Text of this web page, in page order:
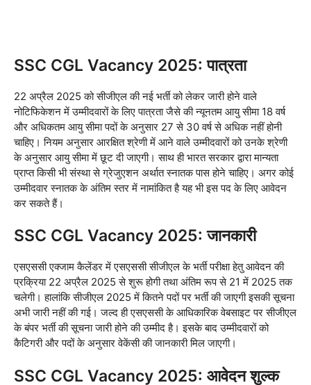
SSC CGL Vacancy 2025: पात्रता
22 अप्रैल 2025 को सीजीएल की नई भर्ती को लेकर जारी होने वाले
नोटिफिकेशन में उम्मीदवारों के लिए पात्रता जैसे की न्यूनतम आयु सीमा 18 वर्ष
और अधिकतम आयु सीमा पदों के अनुसार 27 से 30 वर्ष से अधिक नहीं होनी
चाहिए। नियम अनुसार आरक्षित श्रेणी में आने वाले उम्मीदवारों को उनके श्रेणी
के अनुसार आयु सीमा में छूट दी जाएगी। साथ ही भारत सरकार द्वारा मान्यता
प्राप्त किसी भी संस्था से ग्रेजुएशन अर्थात स्नातक पास होने चाहिए। अगर कोई
उम्मीदवार स्नातक के अंतिम स्तर में नामांकित है यह भी इस पद के लिए आवेदन
कर सकते हैं।
SSC CGL Vacancy 2025: जानकारी
एसएससी एक्जाम कैलेंडर में एसएससी सीजीएल के भर्ती परीक्षा हेतु आवेदन की
प्रक्रिया 22 अप्रैल 2025 से शुरू होगी तथा अंतिम रूप से 21 में 2025 तक
चलेगी। हालांकि सीजीएल 2025 में कितने पदों पर भर्ती की जाएगी इसकी सूचना
अभी जारी नहीं की गई। जल्द ही एसएससी के आधिकारिक वेबसाइट पर सीजीएल
के बंपर भर्ती की सूचना जारी होने की उम्मीद है। इसके बाद उम्मीदवारों को
कैटिगरी और पदों के अनुसार वेकेंसी की जानकारी मिल जाएगी।
SSC CGL Vacancy 2025: आवेदन शुल्क